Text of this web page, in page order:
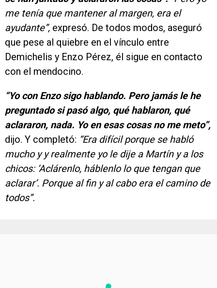
me tenía que mantener al margen, era el
ayudante”, expresó. De todos modos, aseguró
que pese al quiebre en el vínculo entre
Demichelis y Enzo Pérez, él sigue en contacto
con el mendocino.
“Yo con Enzo sigo hablando. Pero jamás le he
preguntado si pasó algo, qué hablaron, qué
aclararon, nada. Yo en esas cosas no me meto”,
dijo. Y completó: “Era difícil porque se habló
mucho y y realmente yo le dije a Martín y a los
chicos: ‘Aclárenlo, háblenlo lo que tengan que
aclarar’. Porque al fin y al cabo era el camino de
todos”.